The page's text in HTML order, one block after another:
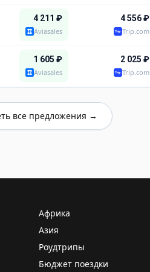
4 211 ₽
Aviasales
4 556₽
Trip.com
1 605 ₽
Aviasales
2 025 ₽
Trip.com
все предложения →
Африка
Азия
Роудтрипы
Бюджет поездки